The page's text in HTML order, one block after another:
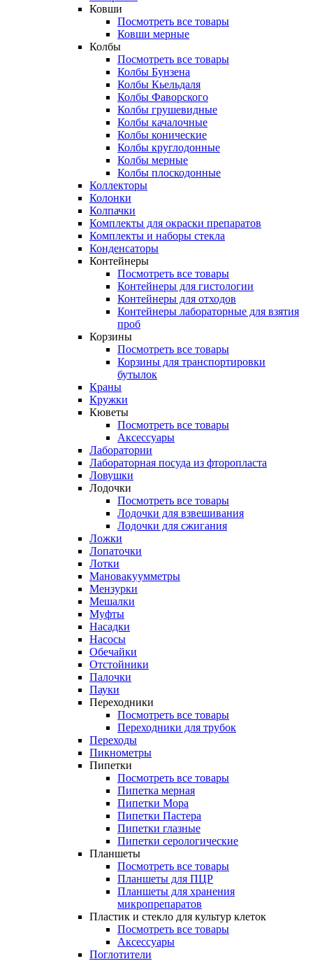
Ковши
Посмотреть все товары
Ковши мерные
Колбы
Посмотреть все товары
Колбы Бунзена
Колбы Кьельдаля
Колбы Фаворского
Колбы грушевидные
Колбы качалочные
Колбы конические
Колбы круглодонные
Колбы мерные
Колбы плоскодонные
Коллекторы
Колонки
Колпачки
Комплекты для окраски препаратов
Комплекты и наборы стекла
Конденсаторы
Контейнеры
Посмотреть все товары
Контейнеры для гистологии
Контейнеры для отходов
Контейнеры лабораторные для взятия
проб
Корзины
Посмотреть все товары
Корзины для транспортировки
бутылок
Краны
Кружки
Кюветы
Посмотреть все товары
Аксессуары
Лаборатории
Лабораторная посуда из фторопласта
Ловушки
Лодочки
Посмотреть все товары
Лодочки для взвешивания
Лодочки для сжигания
Ложки
Лопаточки
Лотки
Мановакуумметры
Мензурки
Мешалки
Муфты
Насадки
Насосы
Обечайки
Отстойники
Палочки
Пауки
Переходники
Посмотреть все товары
Переходники для трубок
Переходы
Пикнометры
Пипетки
Посмотреть все товары
Пипетка мерная
Пипетки Мора
Пипетки Пастера
Пипетки глазные
Пипетки серологические
Планшеты
Посмотреть все товары
Планшеты для ПЦР
Планшеты для хранения
микропрепаратов
Пластик и стекло для культур клеток
Посмотреть все товары
Аксессуары
Поглотители